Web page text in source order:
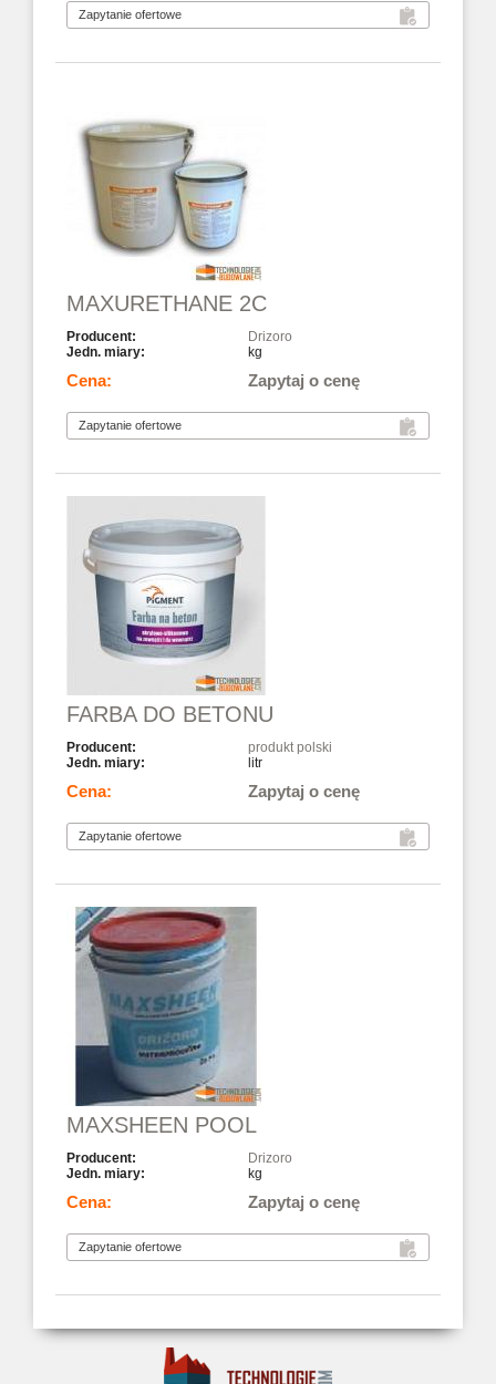
MAXURETHANE 2C
Drizoro
kg
Zapytaj o cenę
FARBA DO BETONU
produkt polski
litr
Zapytaj o cenę
MAXSHEEN POOL
Drizoro
kg
Zapytaj o cenę